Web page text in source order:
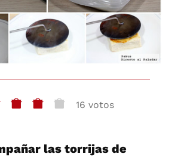
16 votos
las torrijas de